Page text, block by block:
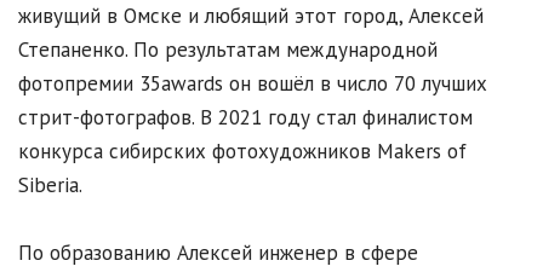
живущий в Омске и любящий этот город, Алексей
Степаненко. По результатам международной
фотопремии 35awards он вошёл в число 70 лучших
стрит-фотографов. В 2021 году стал финалистом
конкурса сибирских фотохудожников Makers of
Siberia.
По образованию Алексей инженер в сфере